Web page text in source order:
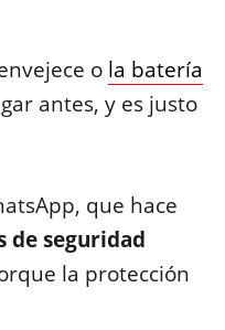
o la batería
antes, y es justo
que hace
de seguridad
la protección